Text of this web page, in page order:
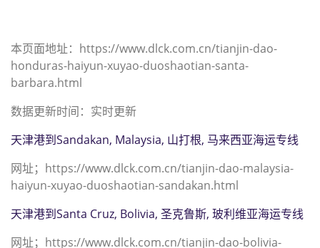
本页面地址：https://www.dlck.com.cn/tianjin-dao-
honduras-haiyun-xuyao-duoshaotian-santa-
barbara.html
数据更新时间：实时更新
天津港到Sandakan, Malaysia, 山打根, 马来西亚海运专线
网址；https://www.dlck.com.cn/tianjin-dao-malaysia-
haiyun-xuyao-duoshaotian-sandakan.html
天津港到Santa Cruz, Bolivia, 圣克鲁斯, 玻利维亚海运专线
网址；https://www.dlck.com.cn/tianjin-dao-bolivia-